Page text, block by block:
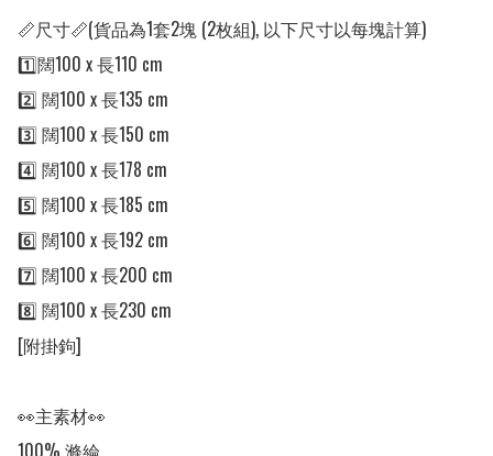
📏尺寸📏(貨品為1套2塊 (2枚組), 以下尺寸以每塊計算)
1️⃣闊100 x 長110 cm
2️⃣ 闊100 x 長135 cm
3️⃣ 闊100 x 長150 cm
4️⃣ 闊100 x 長178 cm
5️⃣ 闊100 x 長185 cm
6️⃣ 闊100 x 長192 cm
7️⃣ 闊100 x 長200 cm
8️⃣ 闊100 x 長230 cm
[附掛鉤]
👀主素材👀